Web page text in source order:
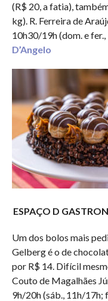
(R$ 20, a fatia),
kg). R. Ferreira de
10h30/19h (dom. e
D’Angelo
ESPAÇO D
Um dos bolos mais
Gelberg é o de
por R$ 14. Difícil
Couto de Magalhães
9h/20h (sáb., 11h/17h;